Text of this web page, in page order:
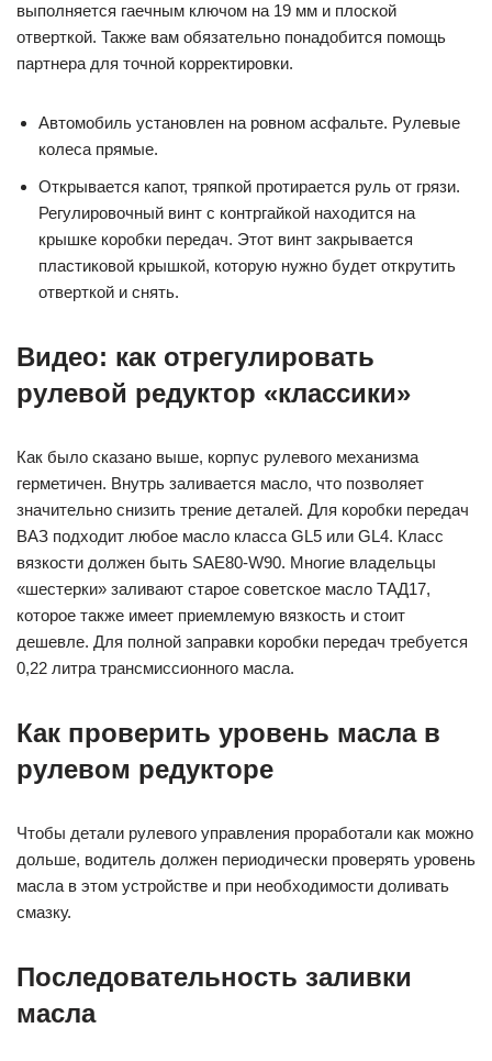
выполняется гаечным ключом на 19 мм и плоской
отверткой. Также вам обязательно понадобится помощь
партнера для точной корректировки.
Автомобиль установлен на ровном асфальте. Рулевые
колеса прямые.
Открывается капот, тряпкой протирается руль от грязи.
Регулировочный винт с контргайкой находится на
крышке коробки передач. Этот винт закрывается
пластиковой крышкой, которую нужно будет открутить
отверткой и снять.
Видео: как отрегулировать
рулевой редуктор «классики»
Как было сказано выше, корпус рулевого механизма
герметичен. Внутрь заливается масло, что позволяет
значительно снизить трение деталей. Для коробки передач
ВАЗ подходит любое масло класса GL5 или GL4. Класс
вязкости должен быть SAE80-W90. Многие владельцы
«шестерки» заливают старое советское масло ТАД17,
которое также имеет приемлемую вязкость и стоит
дешевле. Для полной заправки коробки передач требуется
0,22 литра трансмиссионного масла.
Как проверить уровень масла в
рулевом редукторе
Чтобы детали рулевого управления проработали как можно
дольше, водитель должен периодически проверять уровень
масла в этом устройстве и при необходимости доливать
смазку.
Последовательность заливки
масла